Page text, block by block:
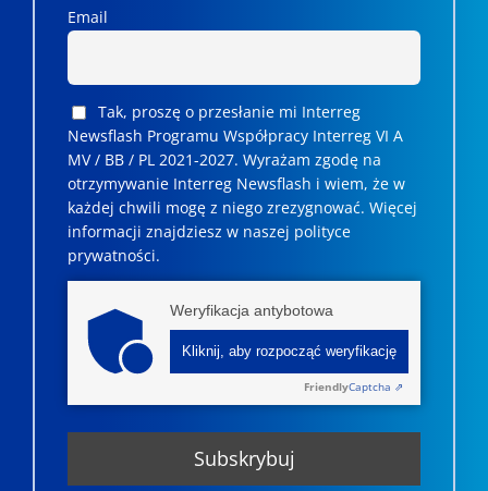
Email
Tak, proszę o przesłanie mi Interreg
Newsflash Programu Współpracy Interreg VI A
MV / BB / PL 2021-2027. Wyrażam zgodę na
otrzymywanie Interreg Newsflash i wiem, że w
każdej chwili mogę z niego zrezygnować. ­­Więcej
informacji znajdziesz w naszej polityce
prywatności.
Weryfikacja antybotowa
Kliknij, aby rozpocząć weryfikację
FriendlyCaptcha ⇗